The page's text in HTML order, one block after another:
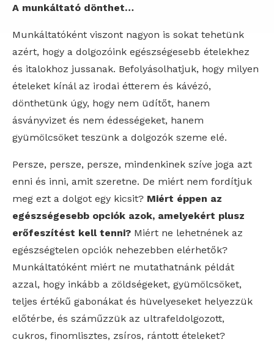
A munkáltató dönthet…
Munkáltatóként viszont nagyon is sokat tehetünk
azért, hogy a dolgozóink egészségesebb ételekhez
és italokhoz jussanak. Befolyásolhatjuk, hogy milyen
ételeket kínál az irodai étterem és kávézó,
dönthetünk úgy, hogy nem üdítőt, hanem
ásványvizet és nem édességeket, hanem
gyümölcsöket teszünk a dolgozók szeme elé.
Persze, persze, persze, mindenkinek szíve joga azt
enni és inni, amit szeretne. De miért nem fordítjuk
meg ezt a dolgot egy kicsit? Miért éppen az
egészségesebb opciók azok, amelyekért plusz
erőfeszítést kell tenni? Miért ne lehetnének az
egészségtelen opciók nehezebben elérhetők?
Munkáltatóként miért ne mutathatnánk példát
azzal, hogy inkább a zöldségeket, gyümölcsöket,
teljes értékű gabonákat és hüvelyeseket helyezzük
előtérbe, és száműzzük az ultrafeldolgozott,
cukros, finomlisztes, zsíros, rántott ételeket?